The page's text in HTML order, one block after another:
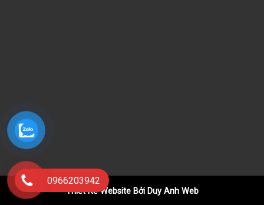
0966203942
Thiết Kế Website Bởi Duy Anh Web